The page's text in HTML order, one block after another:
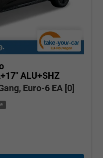
ALU+SHZ
Euro-6 EA [0]